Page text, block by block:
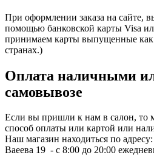
При оформлении заказа на сайте,
помощью банковской карты Visa
принимаем карты выпущенные как
странах.)
Оплата наличными
самовывозе
Если вы пришли к нам в салон, то
способ оплаты или картой или
Наш магазин находиться по
Ваеева 19 - с 8:00 до 20:00